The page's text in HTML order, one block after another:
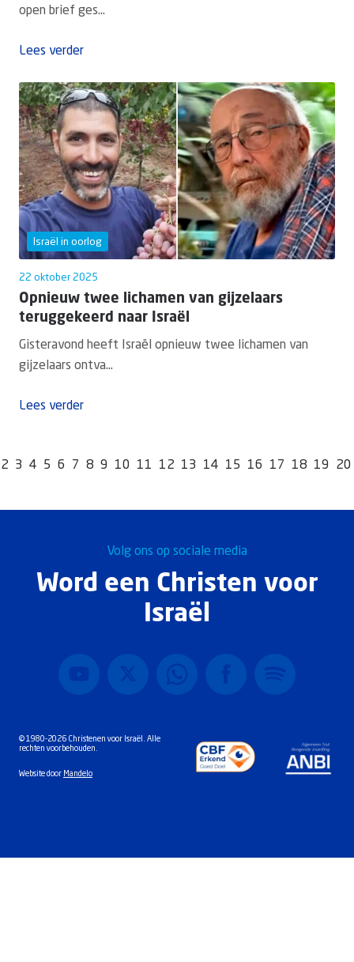
open brief ges...
Lees verder
Israël in oorlog
22 oktober 2025
Opnieuw twee lichamen van gijzelaars
teruggekeerd naar Israël
Gisteravond heeft Israël opnieuw twee lichamen van
gijzelaars ontva...
Lees verder
2 3 4 5 6 7 8 9 10 11 12 13 14 15 16 17 18 19 20
Volg ons op sociale media
Word een Christen voor
Israël
© 1980-2026 Christenen voor Israël. Alle
rechten voorbehouden.
Website door Mandelo